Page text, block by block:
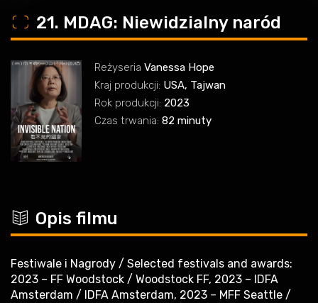
o 21. MDAG: Niewidzialny naród
Reżyseria Vanessa Hope
Kraj produkcji: USA, Tajwan
Rok produkcji: 2023
Czas trwania: 82 minuty
c Opis filmu
Festiwale i Nagrody / Selected festivals and awards:
2023 – FF Woodstock / Woodstock FF, 2023 – IDFA
Amsterdam / IDFA Amsterdam, 2023 – MFF Seattle /